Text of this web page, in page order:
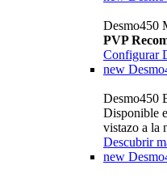
Desmo450
PVP
Configurar
new
Desmo450
Disponible
vistazo a la
Descubrir
new